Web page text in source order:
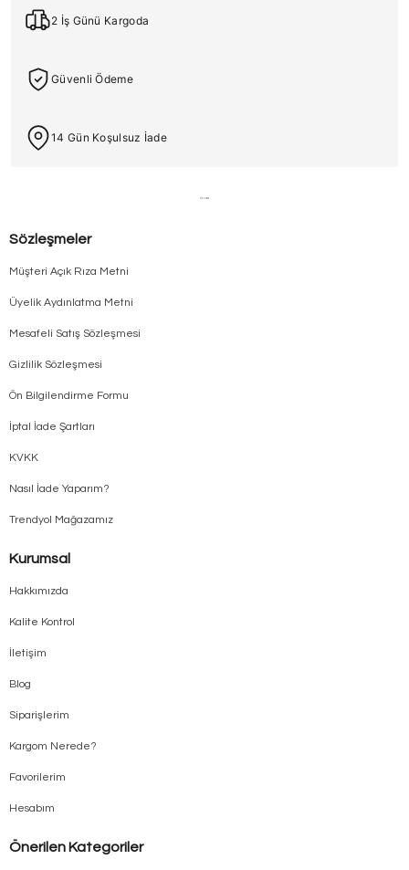
2 İş Günü Kargoda
Güvenli Ödeme
14 Gün Koşulsuz İade
Sözleşmeler
Müşteri Açık Rıza Metni
Üyelik Aydınlatma Metni
Mesafeli Satış Sözleşmesi
Gizlilik Sözleşmesi
Ön Bilgilendirme Formu
İptal İade Şartları
KVKK
Nasıl İade Yaparım?
Trendyol Mağazamız
Kurumsal
Hakkımızda
Kalite Kontrol
İletişim
Blog
Siparişlerim
Kargom Nerede?
Favorilerim
Hesabım
Önerilen Kategoriler